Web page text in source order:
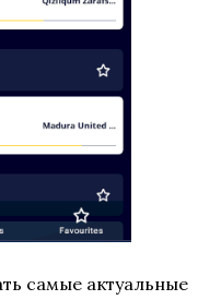
самые актуальные